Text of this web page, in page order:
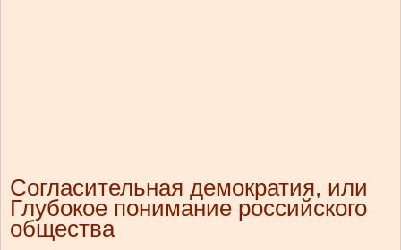
Согласительная демократия, или
Глубокое понимание российского
общества